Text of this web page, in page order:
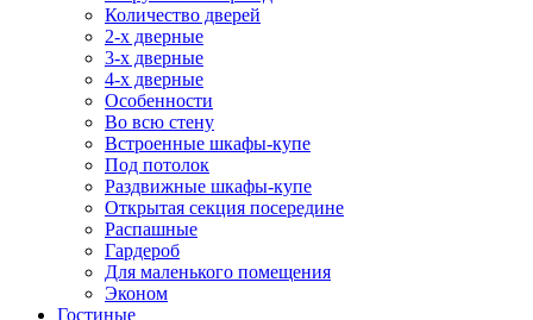
Количество дверей
2-х дверные
3-х дверные
4-х дверные
Особенности
Во всю стену
Встроенные шкафы-купе
Под потолок
Раздвижные шкафы-купе
Открытая секция посередине
Распашные
Гардероб
Для маленького помещения
Эконом
Гостиные